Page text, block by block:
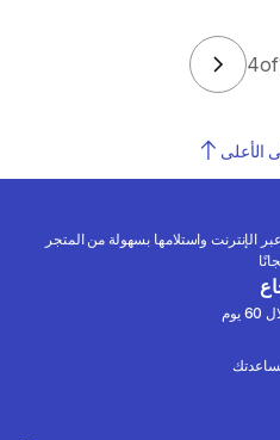
of
4
الأعلى
الإنترنت واستلامها بسهولة من المتجر